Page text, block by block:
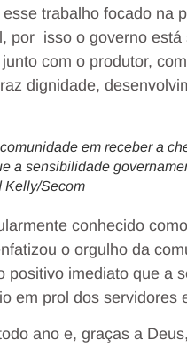
trabalho focado na
por isso o governo
com o produtor,
dignidade,
em receber a
a sensibilidade
Kelly/Secom
conhecido
o orgulho da
imediato que a
em prol dos servidores
ano e, graças a